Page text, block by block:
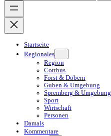
Startseite
Regionales
Region
Cottbus
Forst & Döbern
Guben & Umgebung
Spremberg & Umgebung
Sport
Wirtschaft
Personen
Damals
Kommentare